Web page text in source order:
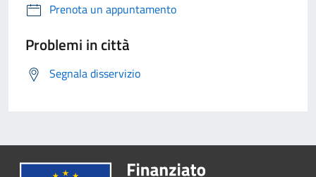
Prenota un appuntamento
Problemi in città
Segnala disservizio